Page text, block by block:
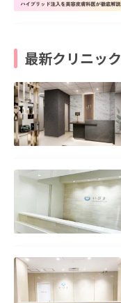
最新クリニック